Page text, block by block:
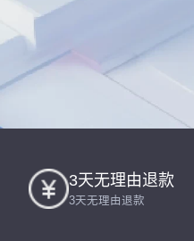
3天无理由退款
3天无理由退款